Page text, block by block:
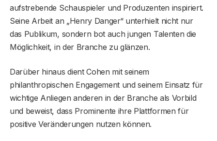
aufstrebende Schauspieler und Produzenten inspiriert.
Seine Arbeit an „Henry Danger“ unterhielt nicht nur
das Publikum, sondern bot auch jungen Talenten die
Möglichkeit, in der Branche zu glänzen.
Darüber hinaus dient Cohen mit seinem
philanthropischen Engagement und seinem Einsatz für
wichtige Anliegen anderen in der Branche als Vorbild
und beweist, dass Prominente ihre Plattformen für
positive Veränderungen nutzen können.